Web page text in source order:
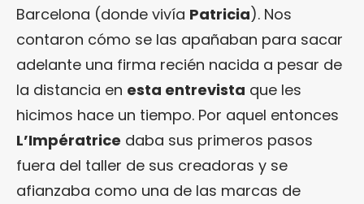
Barcelona (donde vivía Patricia). Nos
contaron cómo se las apañaban para sacar
adelante una firma recién nacida a pesar de
la distancia en esta entrevista que les
hicimos hace un tiempo. Por aquel entonces
L’Impératrice daba sus primeros pasos
fuera del taller de sus creadoras y se
afianzaba como una de las marcas de